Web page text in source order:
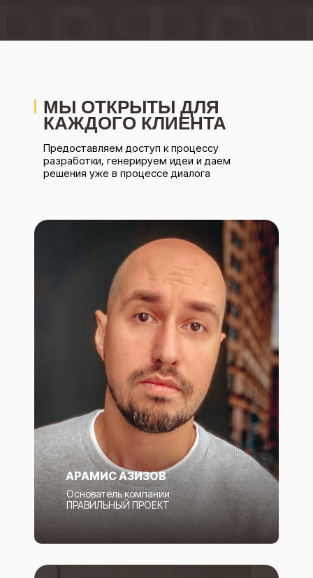
МЫ ОТКРЫТЫ ДЛЯ
КАЖДОГО КЛИЕНТА
Предоставляем доступ к процессу
разработки, генерируем идеи и даем
решения уже в процессе диалога
Основатель компании
ПРАВИЛЬНЫЙ ПРОЕКТ
АРАМИС АЗИЗОВ